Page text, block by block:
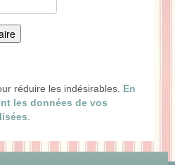
réduire les indésirables. En
les données de vos